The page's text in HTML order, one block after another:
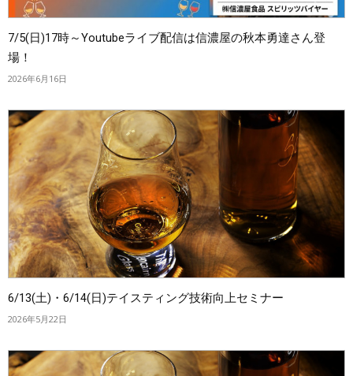
7/5(日)17時～Youtubeライブ配信は信濃屋の秋本勇達さん登
場！
2026年6月16日
6/13(土)・6/14(日)テイスティング技術向上セミナー
2026年5月22日